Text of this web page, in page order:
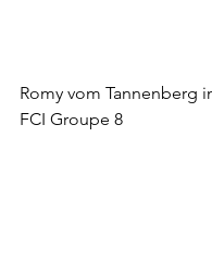
Romy vom Tannenberg
FCI Groupe 8